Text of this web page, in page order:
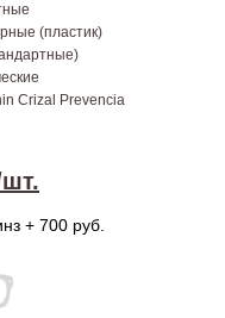
(пластик)
Crizal Prevencia
+ 700 руб.